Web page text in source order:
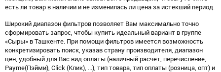
есть ли товар в наличии и не изменилась ли цена за истекший период.
Широкий диапазон фильтров позволяет Вам максимально точно
сформировать запрос, чтобы купить идеальный вариант в группе
«Сыры» в Ташкенте. При помощи фильтров имеется возможность
конкретизировать поиск, указав страну производителя, диапазон
цен, удобный для Вас вид оплаты (наличный расчет, перечисление,
Payme(Пэйми), Click (Клик), ...), тип товара, тип оплаты (розница, опт) и